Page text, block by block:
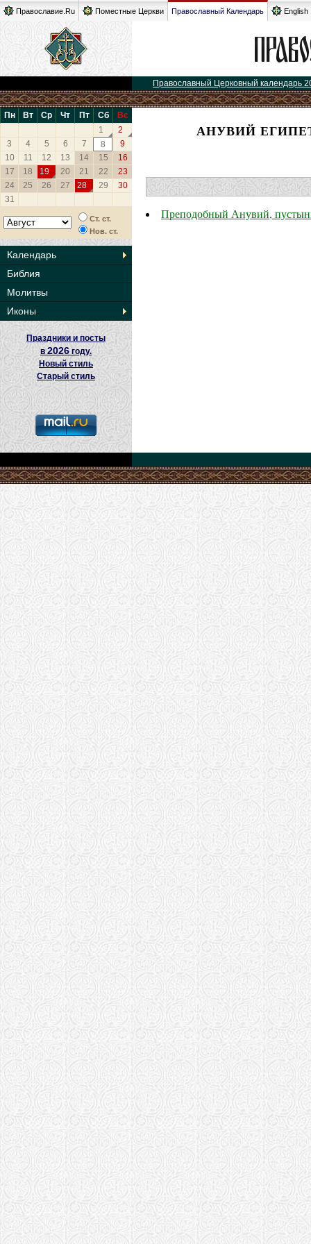
Православие.Ru Поместные Церкви Православный Календарь English
Православный Церковный календарь
Пн Вт Ср Чт Пт Сб
Вс
1
2
3
4 5 6 7 8
9
10
11 12 13 14 15
16
17
18 19 20 21 22
23
24
25 26 27 28 29
30
31
Ст. ст.
Нов. ст.
Календарь
Библия
Молитвы
Иконы
Праздники и посты
в2026 году.
Новый стиль
Старый стиль
АНУВИЙ
Преподобный Анувий,